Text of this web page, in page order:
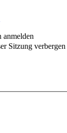
anmelden
Sitzung verbergen